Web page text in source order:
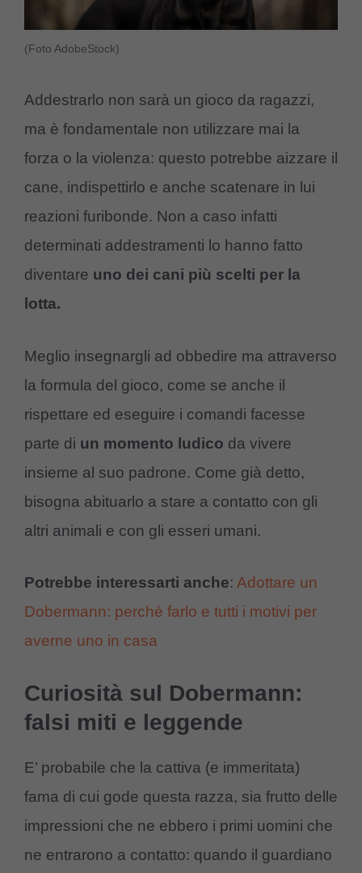
(Foto AdobeStock)
Addestrarlo non sarà un gioco da ragazzi,
ma è fondamentale non utilizzare mai la
forza o la violenza: questo potrebbe aizzare il
cane, indispettirlo e anche scatenare in lui
reazioni furibonde. Non a caso infatti
determinati addestramenti lo hanno fatto
diventare uno dei cani più scelti per la
lotta.
Meglio insegnargli ad obbedire ma attraverso
la formula del gioco, come se anche il
rispettare ed eseguire i comandi facesse
parte di un momento ludico da vivere
insieme al suo padrone. Come già detto,
bisogna abituarlo a stare a contatto con gli
altri animali e con gli esseri umani.
Potrebbe interessarti anche: Adottare un
Dobermann: perché farlo e tutti i motivi per
averne uno in casa
Curiosità sul Dobermann:
falsi miti e leggende
E’ probabile che la cattiva (e immeritata)
fama di cui gode questa razza, sia frutto delle
impressioni che ne ebbero i primi uomini che
ne entrarono a contatto: quando il guardiano